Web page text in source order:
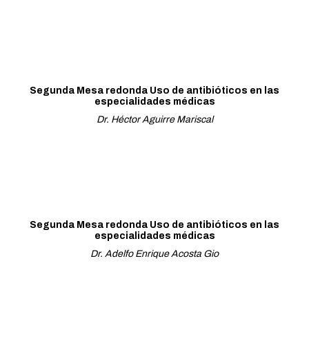
Segunda Mesa redonda Uso de antibióticos en las
especialidades médicas
Dr. Héctor Aguirre Mariscal
Segunda Mesa redonda Uso de antibióticos en las
especialidades médicas
Dr. Adelfo Enrique Acosta Gio